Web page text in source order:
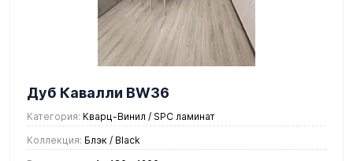
Дуб Кавалли BW36
Категория: Кварц-Винил / SPC ламинат
Коллекция: Блэк / Black